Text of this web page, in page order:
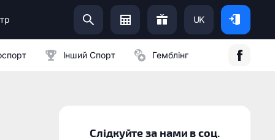
UK
Інший Спорт Гемблінг
Слідкуйте за нами в соц.